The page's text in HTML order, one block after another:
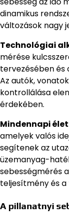
dinamikus
változások nagy
Technológiai
mérése
tervezésében és
Az autók,
kontrollálása
érdekében.
Mindennapi
amelyek valós
segítenek az
üzemanyag-
sebességmérés
teljesítmény és
A pillanatnyi